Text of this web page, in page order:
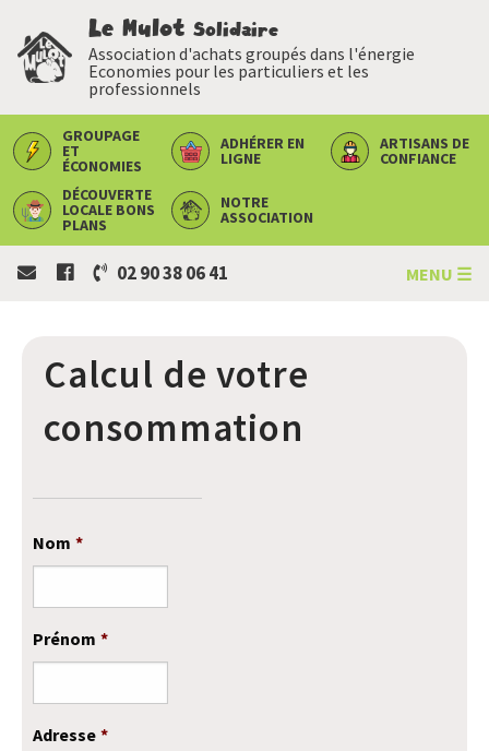
Le Mulot Solidaire
Association d'achats groupés dans l'énergie
Economies pour les particuliers et les
professionnels
GROUPAGE
ET
ÉCONOMIES
ADHÉRER EN
LIGNE
ARTISANS DE
CONFIANCE
DÉCOUVERTE
LOCALE BONS
PLANS
NOTRE
ASSOCIATION
02 90 38 06 41 MENU ☰
Calcul de votre
consommation
Nom *
Prénom *
Adresse *